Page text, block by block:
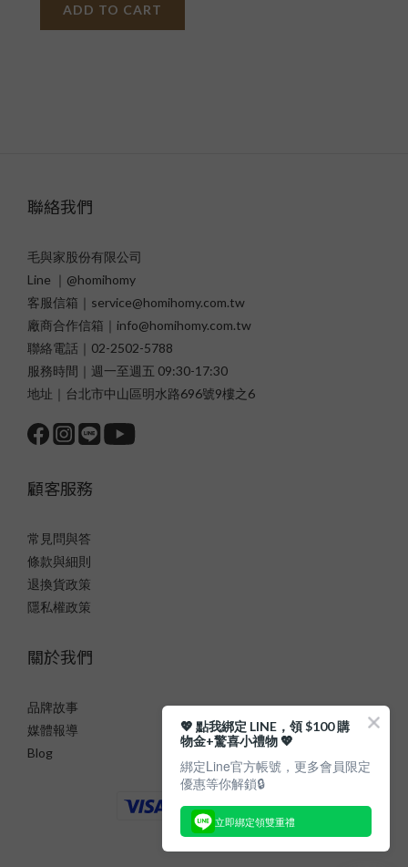
ADD TO CART
聯絡我們
毛與家股份有限公司
Line ｜@homihomy
客服信箱｜service@homihomy.com.tw
廠商合作信箱｜info@homihomy.com.tw
聯絡電話｜02-2502-5788
服務時間｜週一至週五 09:30-17:30
地址｜台北市中山區明水路696號9樓之6
顧客服務
常見問與答
條款與細則
退換貨政策
隱私權政策
關於我們
品牌故事
媒體報導
Blog
💖 點我綁定 LINE，領 $100 購
物金+驚喜小禮物 💖
綁定Line官方帳號，更多會員限定
優惠等你解鎖🔒
立即綁定領雙重禮